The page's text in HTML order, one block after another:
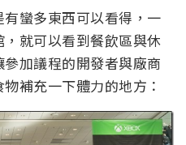
蠻多東西可以看得，一
就可以看到餐飲區與休
加議程的開發者與廠商
補充一下體力的地方：